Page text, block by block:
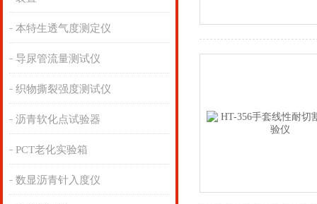
本特生透气度测定仪
导尿管流量测试仪
织物撕裂强度测试仪
沥青软化点试验器
PCT老化实验箱
数显沥青针入度仪